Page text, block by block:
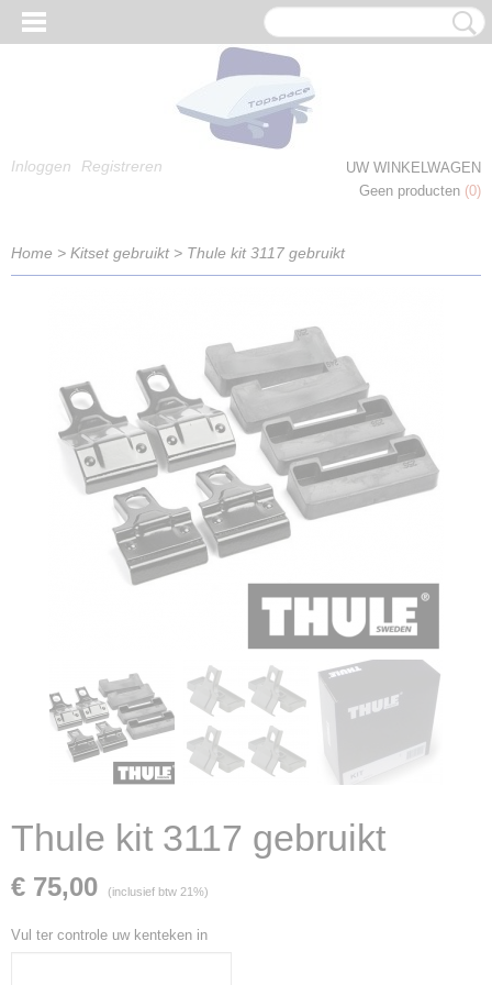
Inloggen Registreren
UW WINKELWAGEN
Geen producten (0)
Home > Kitset gebruikt> Thule kit 3117 gebruikt
Thule kit 3117 gebruikt
€ 75,00 (inclusief btw 21%)
Vul ter controle uw kenteken in